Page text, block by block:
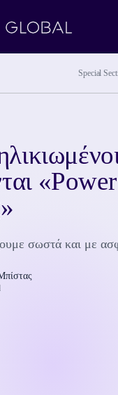
Special
«Power
σωστά και με